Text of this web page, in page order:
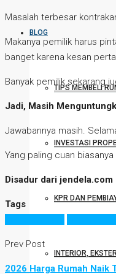
BLOG
TIPS MEMBELI
INVESTASI
KPR DAN
INTERIOR,
Masalah terbesar
Makanya pemilik harus
banget karena kesan
Banyak pemilik sekarang
Jadi, Masih
Jawabannya masih.
Yang paling cuan
Disadur dari
Tags
Prev Post
2026 Harga Rumah Naik